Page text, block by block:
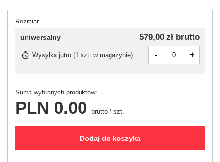
Rozmiar
uniwersalny 579,00 zł brutto
Wysyłka jutro (1 szt. w magazynie) - +
Suma wybranych produktów:
PLN 0.00 brutto / szt.
Dodaj do koszyka